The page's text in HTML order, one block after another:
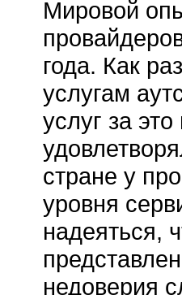
Мировой
года. Как
услугам
услуг за
стране у
уровня
надеяться,
недоверия